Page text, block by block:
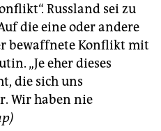
Russland sei zu
die eine oder andere
bewaffnete Konflikt mit
„Je eher dieses
die sich uns
Wir haben nie